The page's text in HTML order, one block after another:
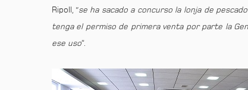
Ripoll, “se ha sacado a concurso la lonja de
tenga el permiso de primera venta por parte la
ese uso”.